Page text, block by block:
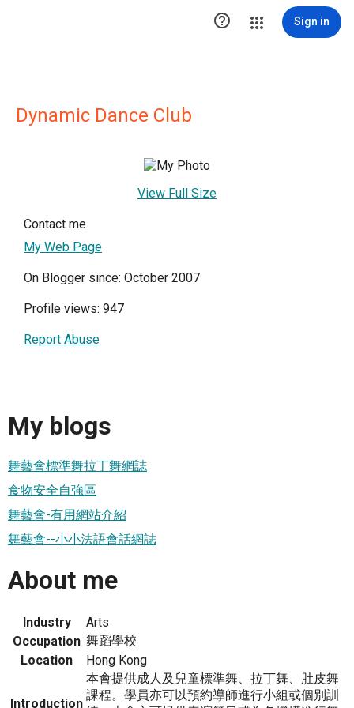
 Sign in
Dynamic Dance Club
View Full Size
Contact me
My Web Page
On Blogger since: October 2007
Profile views: 947
Report Abuse
My blogs
舞藝會標準舞拉丁舞網誌
食物安全自強區
舞藝會-有用網站介紹
舞藝會--小小法語會話網誌
About me
Industry
Arts
Occupation 舞蹈學校
Location
Hong Kong
Introduction
本會提供成人及兒童標準舞、拉丁舞、肚皮舞
課程。學員亦可以預約導師進行小組或個別訓